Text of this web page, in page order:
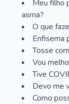
Meu filho
asma?
O que
Enfisema
Tosse
Vou
Tive
Devo me
Como